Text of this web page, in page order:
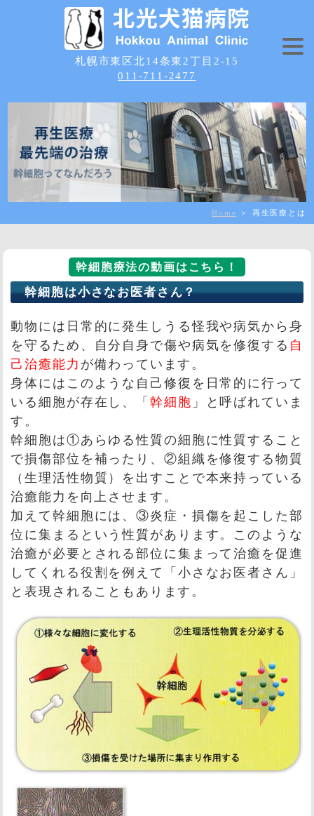
札幌市東区北14条東2丁目2-15
011-711-2477
Home ＞ 再生医療とは
幹細胞療法の動画はこちら！
幹細胞は小さなお医者さん？
動物には日常的に発生しうる怪我や病気から身
を守るため、自分自身で傷や病気を修復する 自
己治癒能力 が備わっています。
身体にはこのような自己修復を日常的に行って
いる細胞が存在し、「幹細胞 」と呼ばれていま
す。
幹細胞は①あらゆる性質の細胞に性質すること
で損傷部位を補ったり、②組織を修復する物質
（生理活性物質）を出すことで本来持っている
治癒能力を向上させます。
加えて幹細胞には、③炎症・損傷を起こした部
位に集まるという性質があります。このような
治癒が必要とされる部位に集まって治癒を促進
してくれる役割を例えて「小さなお医者さん」
と表現されることもあります。